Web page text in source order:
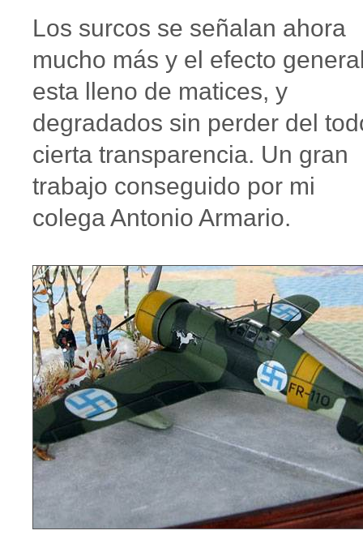
Los surcos se señalan ahora
mucho más y el efecto
esta lleno de matices, y
degradados sin perder del
cierta transparencia. Un gran
trabajo conseguido por mi
colega Antonio Armario.